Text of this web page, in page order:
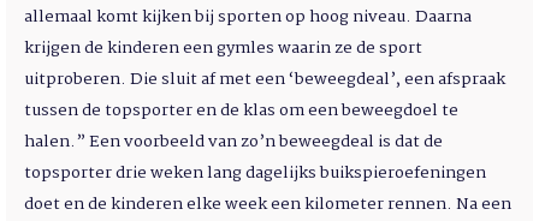
allemaal komt kijken bij sporten op hoog niveau. Daarna
krijgen de kinderen een gymles waarin ze de sport
uitproberen. Die sluit af met een ‘beweegdeal’, een afspraak
tussen de topsporter en de klas om een beweegdoel te
halen.” Een voorbeeld van zo’n beweegdeal is dat de
topsporter drie weken lang dagelijks buikspieroefeningen
doet en de kinderen elke week een kilometer rennen. Na een